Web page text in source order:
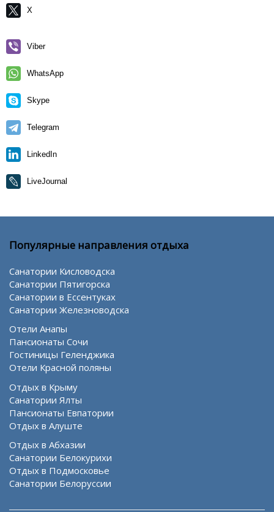
X
Viber
WhatsApp
Skype
Telegram
LinkedIn
LiveJournal
Популярные направления отдыха
Санатории Кисловодска
Санатории Пятигорска
Санатории в Ессентуках
Санатории Железноводска
Отели Анапы
Пансионаты Сочи
Гостиницы Геленджика
Отели Красной поляны
Отдых в Крыму
Санатории Ялты
Пансионаты Евпатории
Отдых в Алуште
Отдых в Абхазии
Санатории Белокурихи
Отдых в Подмосковье
Санатории Белоруссии